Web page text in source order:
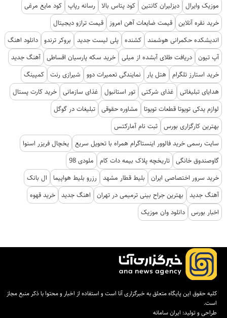
موزیک وایرال دیزلیران کانتین کود پتاس بالا رسانه رپاپ کود مایع مرغی
خرید نقره آنلاین قیمت ضایعات آهن امروز
قیمت ترازو دیجیتال
اندیشکده حکمرانی هوشمند کشنده پلی لیست جدید بروکر ترندو دانلود اهنگ
آپ تیون دریافت طلای آبشده از میلی خرید سکه پارسیان اقساطی آهنگ جدید
خرید استارز تلگرام هتل یار نمایندگی تعمیرات دوو شیرازی رنت کمپینگ
هدایای تبلیغاتی
غذای شرکتی تور استانبول غذای سازمانی خرید کارت پستال
لوازم یدکی تویوتا قطعات تویوتا
مشاوره حقوقی تبلیغات در گوگل
بهترین کارگزاری بورس ثبت نام آمارکتس
سایت رسمی خرید فالوور اینستاگرام همراه با تحویل سریع یخچال فریزر اسنوا
گاوصندوق خانگی تاریخچه پلاک بیمه دات کام
ملودی 98
خرید سرور اختصاصی ایران
بلیط قطار مشهد رزرو بلیط هواپیما
ال بانک
آهنگ جدید
بهترین جراح بینی ترمیمی در تهران اهنگ جدید خرید قهوه
اخبار بورس دانلود وان موزیک
کلیه حقوق این پایگاه متعلق به خبرگزاری آنا است و استفاده از اخبار و محتوا با ذکر منبع مجاز
است.
طراحی و تولید: ایران سامانه